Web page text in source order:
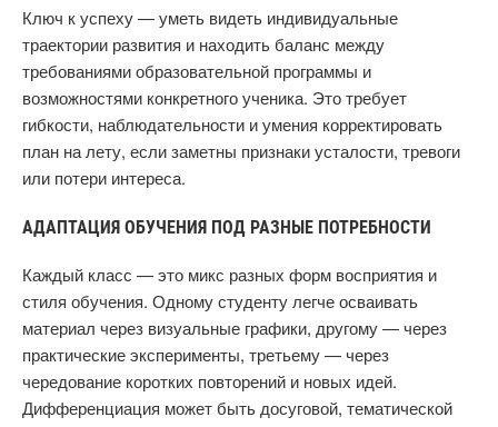
Ключ к успеху — уметь видеть индивидуальные
траектории развития и находить баланс между
требованиями образовательной программы и
возможностями конкретного ученика. Это требует
гибкости, наблюдательности и умения корректировать
план на лету, если заметны признаки усталости, тревоги
или потери интереса.
АДАПТАЦИЯ ОБУЧЕНИЯ ПОД РАЗНЫЕ ПОТРЕБНОСТИ
Каждый класс — это микс разных форм восприятия и
стиля обучения. Одному студенту легче осваивать
материал через визуальные графики, другому — через
практические эксперименты, третьему — через
чередование коротких повторений и новых идей.
Дифференциация может быть досуговой, тематической